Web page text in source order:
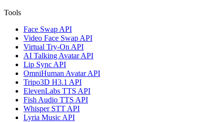
Tools
Face Swap API
Video Face Swap API
Virtual Try-On API
AI Talking Avatar API
Lip Sync API
OmniHuman Avatar API
Tripo3D H3.1 API
ElevenLabs TTS API
Fish Audio TTS API
Whisper STT API
Lyria Music API